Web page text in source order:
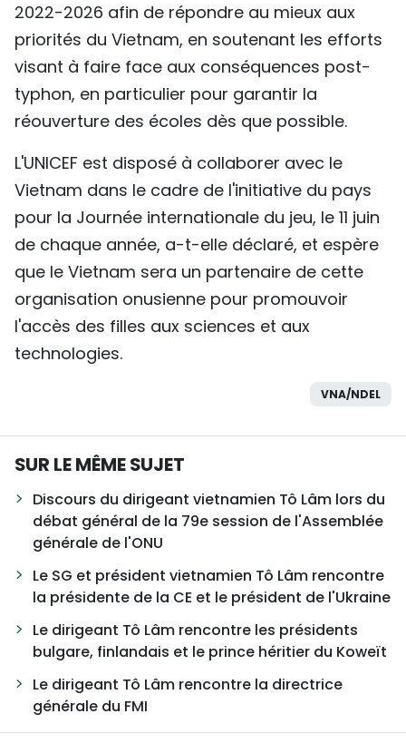
2022-2026 afin de répondre au mieux aux
priorités du Vietnam, en soutenant les efforts
visant à faire face aux conséquences post-
typhon, en particulier pour garantir la
réouverture des écoles dès que possible.
L'UNICEF est disposé à collaborer avec le
Vietnam dans le cadre de l'initiative du pays
pour la Journée internationale du jeu, le 11 juin
de chaque année, a-t-elle déclaré, et espère
que le Vietnam sera un partenaire de cette
organisation onusienne pour promouvoir
l'accès des filles aux sciences et aux
technologies.
VNA/NDEL
SUR LE MÊME SUJET
Discours du dirigeant vietnamien Tô Lâm lors du
débat général de la 79e session de l'Assemblée
générale de l'ONU
Le SG et président vietnamien Tô Lâm rencontre
la présidente de la CE et le président de l'Ukraine
Le dirigeant Tô Lâm rencontre les présidents
bulgare, finlandais et le prince héritier du Koweït
Le dirigeant Tô Lâm rencontre la directrice
générale du FMI